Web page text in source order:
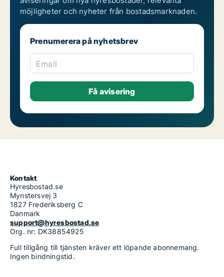
möjligheter och nyheter från bostadsmarknaden.
Prenumerera på nyhetsbrev
Email
Kontakt
Hyresbostad.se
Mynstersvej 3
1827 Frederiksberg C
Danmark
support@hyresbostad.se
Org. nr: DK38854925
Full tillgång till tjänsten kräver ett löpande abonnemang.
Ingen bindningstid.